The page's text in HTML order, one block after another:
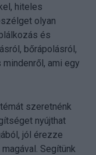
hiteles
olyan
és
bőrápolásról,
ami egy
szeretnénk
nyújthat
jól érezze
Segítünk